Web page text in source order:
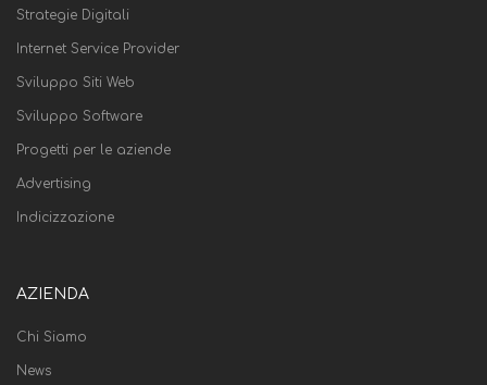
Strategie Digitali
Internet Service Provider
Sviluppo Siti Web
Sviluppo Software
Progetti per le aziende
Advertising
Indicizzazione
AZIENDA
Chi Siamo
News